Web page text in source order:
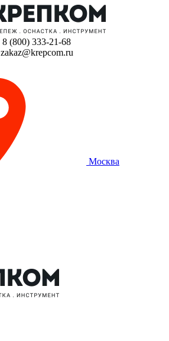
8 (800) 333-21-68
zakaz@krepcom.ru
Москва